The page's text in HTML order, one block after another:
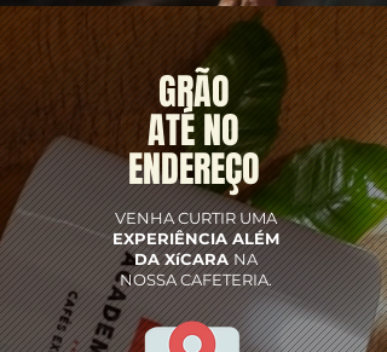
GRÃO
ATÉ NO
ENDEREÇO
VENHA CURTIR UMA
EXPERIÊNCIA ALÉM
DA XíCARANA
NOSSA CAFETERIA.